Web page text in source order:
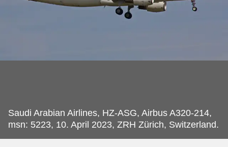
Saudi Arabian Airlines, HZ-ASG, Airbus A320-214,
msn: 5223, 10. April 2023, ZRH Zürich, Switzerland.